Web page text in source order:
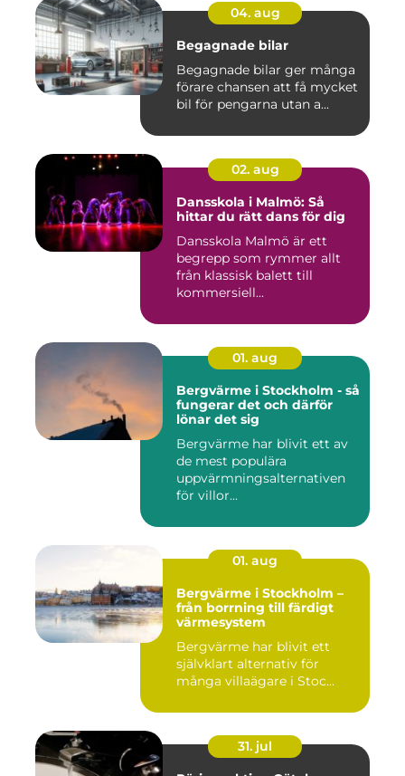
04. aug
Begagnade bilar
Begagnade bilar ger många
förare chansen att få mycket
bil för pengarna utan a...
02. aug
Dansskola i Malmö: Så
hittar du rätt dans för dig
Dansskola Malmö är ett
begrepp som rymmer allt
från klassisk balett till
kommersiell...
01. aug
Bergvärme i Stockholm - så
fungerar det och därför
lönar det sig
Bergvärme har blivit ett av
de mest populära
uppvärmningsalternativen
för villor...
01. aug
Bergvärme i Stockholm –
från borrning till färdigt
värmesystem
Bergvärme har blivit ett
självklart alternativ för
många villaägare i Stoc...
31. jul